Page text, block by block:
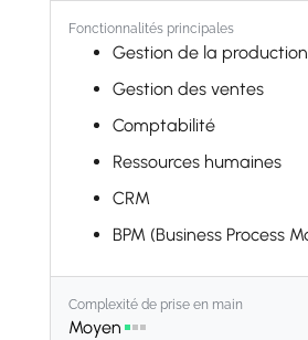
Fonctionnalités principales
Gestion de la production
Gestion des ventes
Comptabilité
Ressources humaines
CRM
BPM (Business Process
Gestion des achats
Complexité de prise en main
Moyen